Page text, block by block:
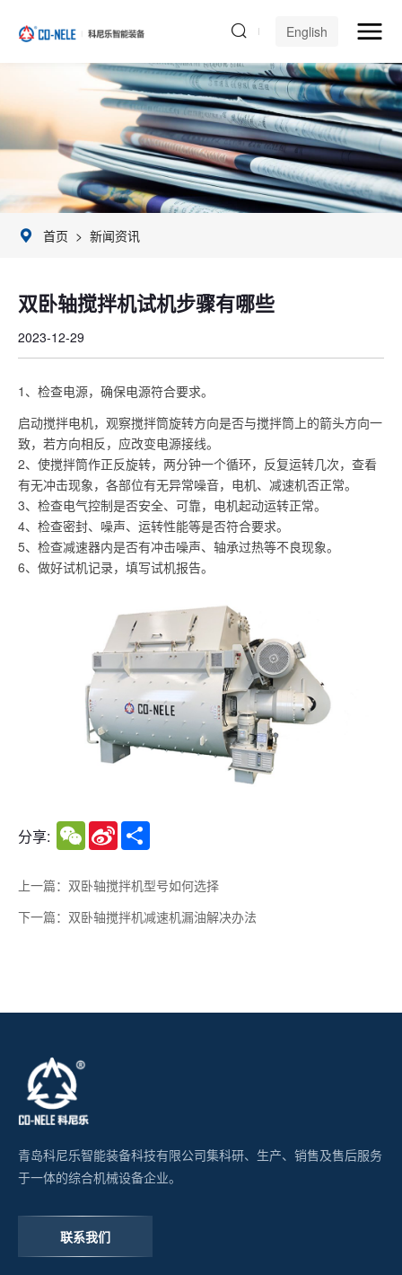
English
首页 > 新闻资讯
双卧轴搅拌机试机步骤有哪些
2023-12-29
1、检查电源，确保电源符合要求。
启动搅拌电机，观察搅拌筒旋转方向是否与搅拌筒上的箭头方向一
致，若方向相反，应改变电源接线。
2、使搅拌筒作正反旋转，两分钟一个循环，反复运转几次，查看
有无冲击现象，各部位有无异常噪音，电机、减速机否正常。
3、检查电气控制是否安全、可靠，电机起动运转正常。
4、检查密封、噪声、运转性能等是否符合要求。
5、检查减速器内是否有冲击噪声、轴承过热等不良现象。
6、做好试机记录，填写试机报告。
分享: WeChatSina
Weibo
上一篇：双卧轴搅拌机型号如何选择
下一篇：双卧轴搅拌机减速机漏油解决办法
青岛科尼乐智能装备科技有限公司集科研、生产、销售及售后服务
于一体的综合机械设备企业。
联系我们